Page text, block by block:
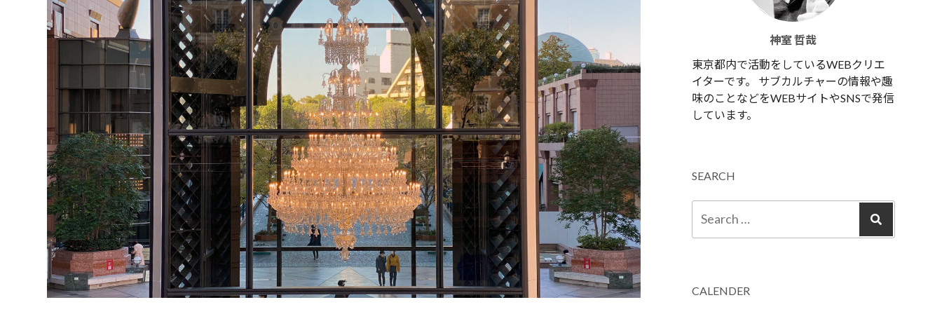
神室 哲哉
東京都内で活動をしているWEBクリエ
イターです。 サブカルチャーの情報や趣
味のことなどをWEBサイトやSNSで発信
しています。
SEARCH
CALENDER